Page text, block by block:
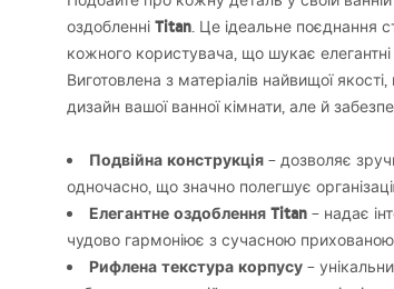
оздобленні Titan. Це ідеальне поєднання
кожного користувача, що шукає
Виготовлена з матеріалів найвищої
дизайн вашої ванної кімнати, але й
Подвійна конструкція – дозволяє
одночасно, що значно полегшує
Елегантне оздоблення Titan – надає
чудово гармоніює з сучасною прихованою
Рифлена текстура корпусу –